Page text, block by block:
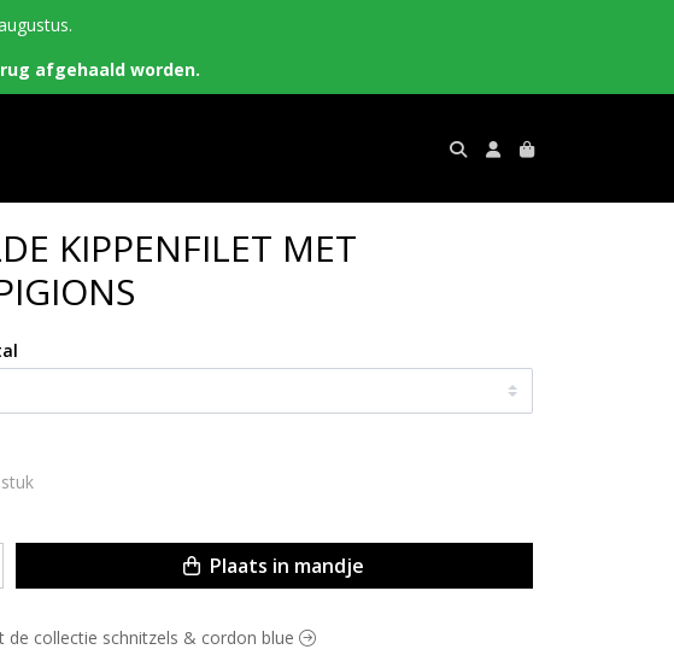
afgehaald worden.
KIPPENFILET MET
Plaats in mandje
de collectie schnitzels & cordon blue